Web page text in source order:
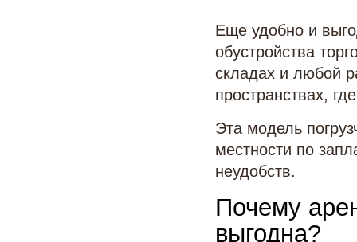
Еще удобно и
обустройства
складах и любой
пространствах,
Эта модель
местности по
неудобств.
Почему
выгодна?